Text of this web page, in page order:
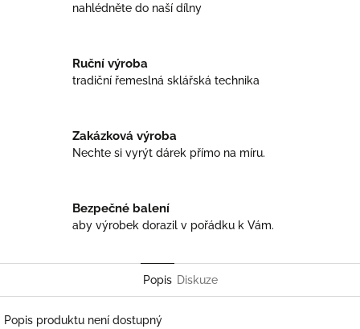
nahlédněte do naší dílny
Ruční výroba
tradiční řemeslná sklářská technika
Zakázková výroba
Nechte si vyrýt dárek přímo na míru.
Bezpečné balení
aby výrobek dorazil v pořádku k Vám.
Popis Diskuze
Popis produktu není dostupný